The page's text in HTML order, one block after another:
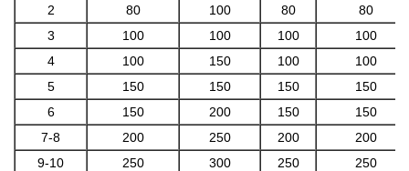
2
80 100 80
80
3
100 100 100
100
4
100 150 100
100
5
150 150 150
150
6
150 200 150
150
7-8
200 250 200
200
9-10
250 300 250
250